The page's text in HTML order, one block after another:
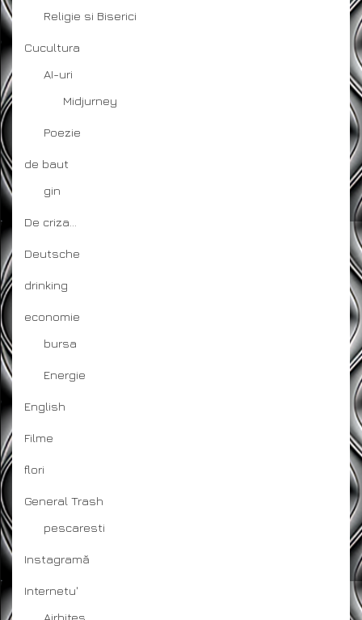
Religie si Biserici
Cucultura
AI-uri
Midjurney
Poezie
de baut
gin
De criza…
Deutsche
drinking
economie
bursa
Energie
English
Filme
flori
General Trash
pescaresti
Instagramă
Internetu'